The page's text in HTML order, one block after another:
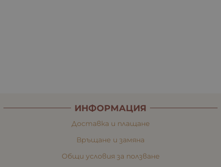
ИНФОРМАЦИЯ
Доставка и плащане
Връщане и замяна
Общи условия за ползване